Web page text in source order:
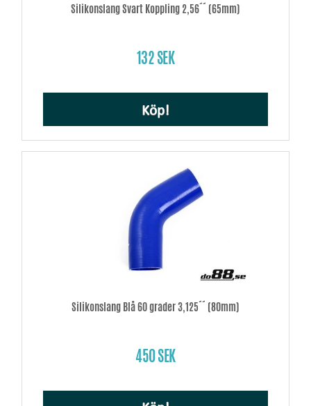
Silikonslang Svart Koppling 2,56´´ (65mm)
132 SEK
Köp!
Silikonslang Blå 60 grader 3,125´´ (80mm)
450 SEK